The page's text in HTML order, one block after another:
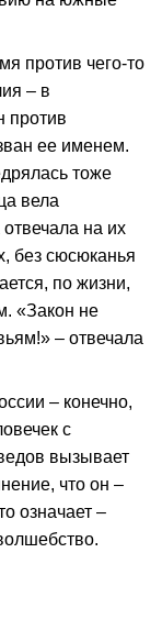
против чего-то
– в
против
ее именем.
тоже
вела
на их
без сюсюканья
по жизни,
«Закон не
– отвечала
– конечно,
с
вызывает
что он –
означает –